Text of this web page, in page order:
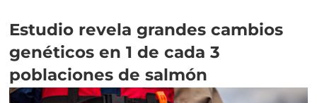
Estudio revela grandes cambios
genéticos en 1 de cada 3
poblaciones de salmón